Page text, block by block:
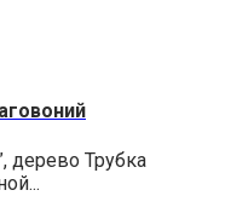
дерево Трубка